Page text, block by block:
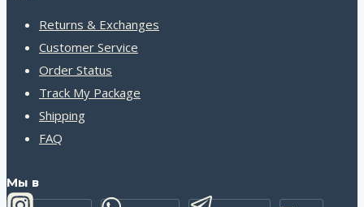
Returns & Exchanges
Customer Service
Order Status
Track My Package
Shipping
FAQ
Мы в